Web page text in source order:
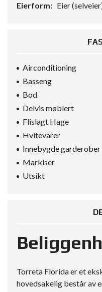
Eierform: Eier
Airconditioning
Basseng
Bod
Delvis møblert
Flislagt Hage
Hvitevarer
Innebygde garderober
Markiser
Utsikt
Torreta Florida er et
hovedsakelig består av